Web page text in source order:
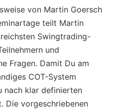
von Martin Goersch
teilt Martin
Swingtrading-
und
Fragen. Damit Du am
COT-System
nach klar definierten
Die vorgeschriebenen